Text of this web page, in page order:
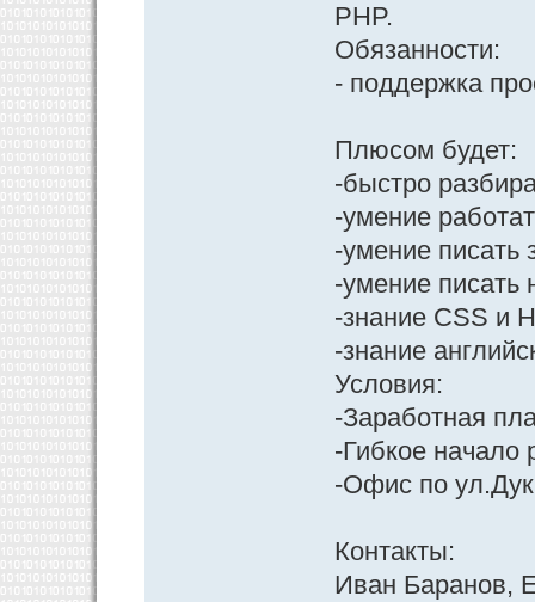
PHP.
Обязанности:
- поддержка
Плюсом будет:
-быстро
-умение
-умение писать
-умение писать
-знание CSS и
-знание
Условия:
-Заработная
-Гибкое начало
-Офис по
Контакты:
Иван Баранов,